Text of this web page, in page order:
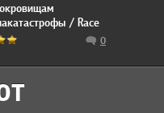
/ Race
Yankee Zephyr
0